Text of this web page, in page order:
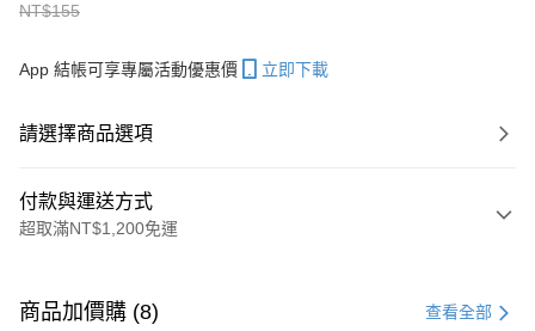
NT$155
App 結帳可享專屬活動優惠價 立即下載
請選擇商品選項
付款與運送方式
超取滿NT$1,200免運
信用卡一次付款
商品加價購 (8) 查看全部